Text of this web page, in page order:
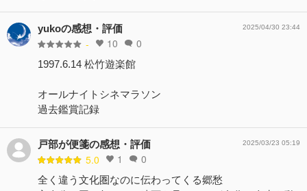
yukoの感想・評価
- 10 0
2025/04/30 23:44
1997.6.14 松竹遊楽館
オールナイトシネマラソン
過去鑑賞記録
戸部が便箋の感想・評価
5.0 1 0
2025/03/23 05:19
全く違う文化圏なのに伝わってくる郷愁